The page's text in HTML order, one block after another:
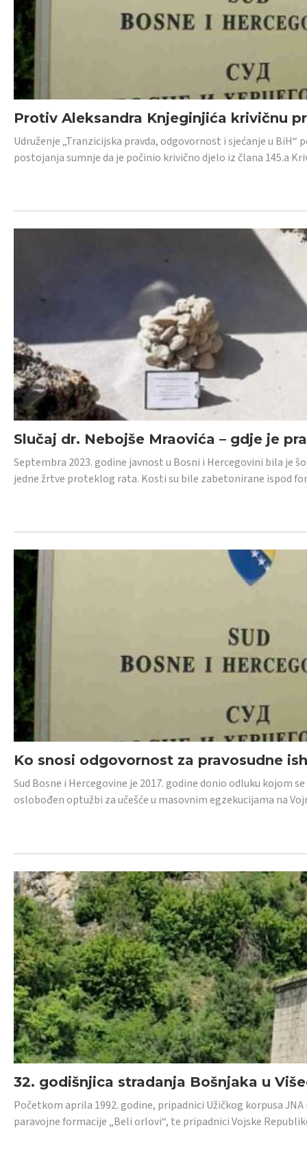
Protiv Aleksandra Knjeginjića krivičnu
Udruženje „Tranzicijska pravda, odgovornost i sjećanje u
postojanja sumnje da je počinio krivično djelo iz člana 145.a
Slučaj dr. Nebojše Mraovića – gdje je
Septembra 2023. godine javnost u Bosni i Hercegovini bila je
jedne žrtve proteklog rata. Kosti su bile zabetonirane ispod
Ko snosi odgovornost za pravosudne
Sud Bosne i Hercegovine je 2017. godine donio odluku kojom
oslobođen optužbi za učešće u masovnim egzekucijama na
32. godišnjica stradanja Bošnjaka u
Početkom aprila 1992. godine, pripadnici Užičkog korpusa
paravojne formacije „Beli orlovi“, te pripadnici Vojske